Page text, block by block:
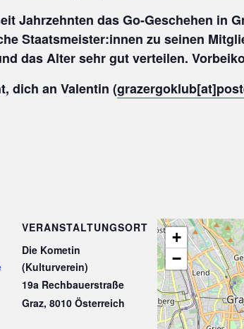
Jahrzehnten das Go-Geschehen in
Staatsmeister:innen zu seinen
das Alter sehr gut verteilen.
dich an Valentin (
VERANSTALTUNGSORT
Die Kometin
(Kulturverein)
19a Rechbauerstraße
Graz, 8010 Österreich
+
−